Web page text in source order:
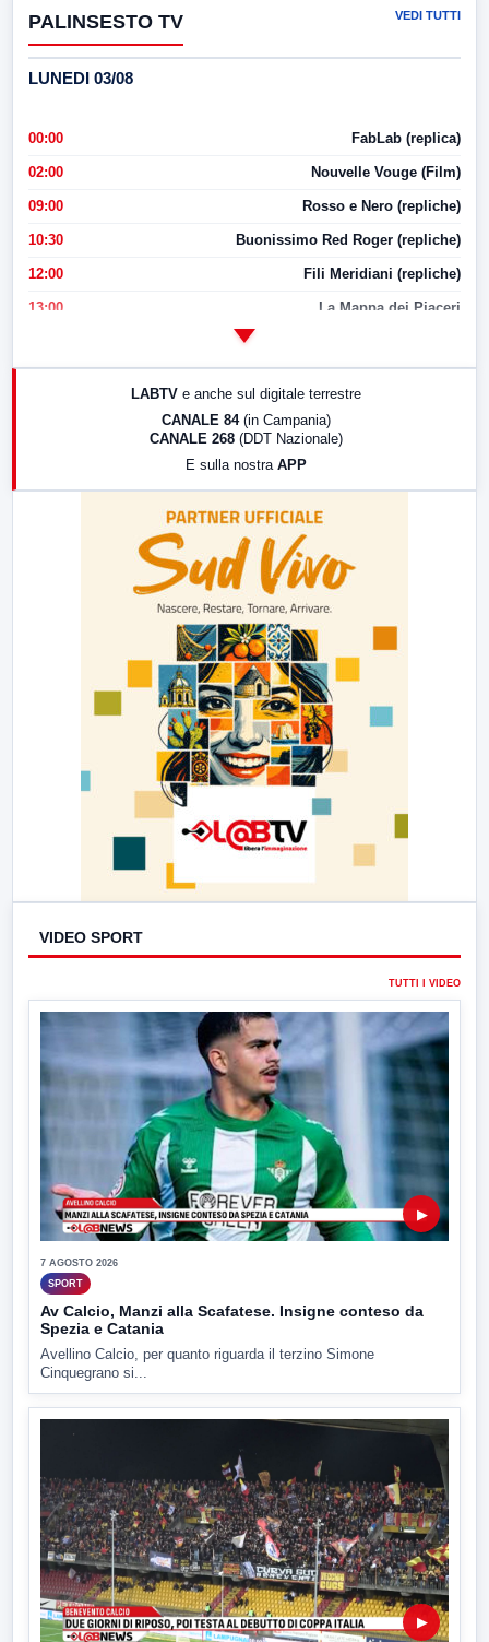
PALINSESTO TV VEDI TUTTI
LUNEDI 03/08
00:00 FabLab (replica)
02:00 Nouvelle Vouge (Film)
09:00 Rosso e Nero (repliche)
10:30 Buonissimo Red Roger (repliche)
12:00 Fili Meridiani (repliche)
13:00 La Mappa dei Piaceri
LABTV e anche sul digitale terrestre
CANALE 84 (in Campania)
CANALE 268 (DDT Nazionale)
E sulla nostra APP
VIDEO SPORT
TUTTI I VIDEO
▶
7 AGOSTO 2026
SPORT
Av Calcio, Manzi alla Scafatese. Insigne conteso da
Spezia e Catania
Avellino Calcio, per quanto riguarda il terzino Simone
Cinquegrano si...
▶